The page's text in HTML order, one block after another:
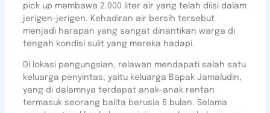
pick up membawa 2.000 liter air yang telah diisi dalam
jerigen-jerigen. Kehadiran air bersih tersebut
menjadi harapan yang sangat dinantikan warga di
tengah kondisi sulit yang mereka hadapi.
Di lokasi pengungsian, relawan mendapati salah satu
keluarga penyintas, yaitu keluarga Bapak Jamaludin,
yang di dalamnya terdapat anak-anak rentan
termasuk seorang balita berusia 6 bulan. Selama